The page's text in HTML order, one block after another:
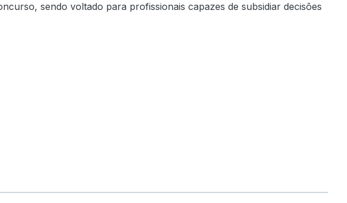
sendo voltado para profissionais capazes de subsidiar decisões